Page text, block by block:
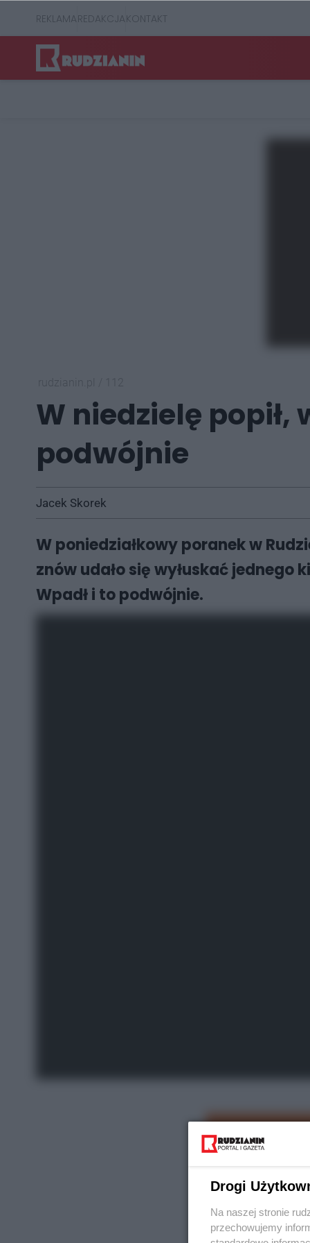
REKLAMAREDAKCJAKONTAKT
W niedzielę popił,
podwójnie
Jacek Skorek
W poniedziałkowy poranek w
znów udało się wyłuskać jednego
Wpadł i to podwójnie.
Drogi
Na naszej stronie
przechowujemy